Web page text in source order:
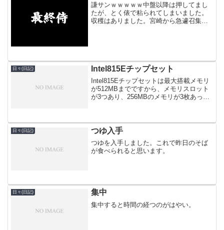
謙サンｗｗｗｗｗ中盤以降は押してまし
たが、とく俵で粘られてしまいました。
収穫はありました。宮崎から急遽召集の
日々(日記) Intel815Eチップセット
Intel815Eチップセットは最大搭載メモリ
が512MBまでですから、メモリスロット
が3つあり、256MBのメモリが3枚あって
日々(日記) つゆ入手
つゆを入手しました。これで昨日のそば
が食べられると思います。
日々(日記) 集中
集中すると時間の経つのがはやい。